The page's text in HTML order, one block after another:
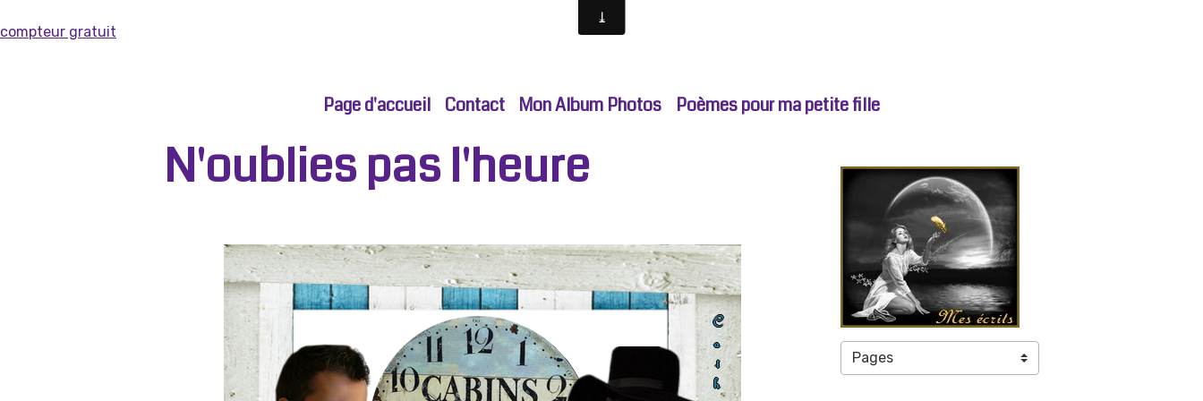
compteur gratuit
Page d'accueil Contact Mon Album Photos Poèmes pour ma petite fille
N'oublies pas l'heure